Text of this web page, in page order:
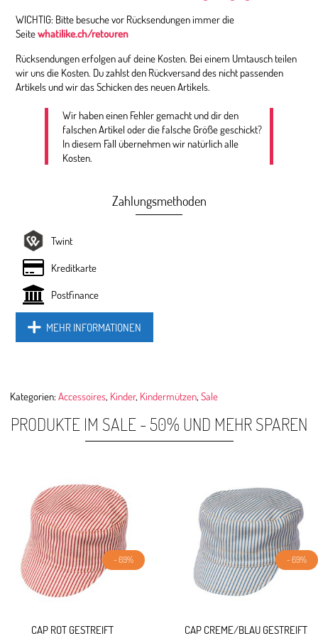
WICHTIG: Bitte besuche vor Rücksendungen immer die
Seitewhatilike.ch/retouren
Rücksendungen erfolgen auf deine Kosten. Bei einem Umtausch teilen
wir uns die Kosten. Du zahlst den Rückversand des nicht passenden
Artikels und wir das Schicken des neuen Artikels.
Wir haben einen Fehler gemacht und dir den
falschen Artikel oder die falsche Größe geschickt?
In diesem Fall übernehmen wir natürlich alle
Kosten.
Zahlungsmethoden
Twint
Kreditkarte
Postfinance
MEHR INFORMATIONEN
Kategorien:Accessoires, Kinder, Kindermützen,Sale
PRODUKTE IM SALE - 50% UND MEHR SPAREN
- 69%
CAP ROT GESTREIFT
- 69%
CAP CREME/BLAU GESTREIFT